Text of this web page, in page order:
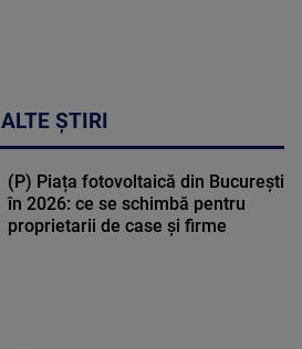
ALTE ȘTIRI
(P) Piața fotovoltaică din București
în 2026: ce se schimbă pentru
proprietarii de case și firme